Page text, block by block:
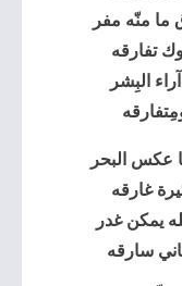
منّه مفر
تفارقه
البِشر
عكس البحر
غارقه
يمكن غدر
سارقه